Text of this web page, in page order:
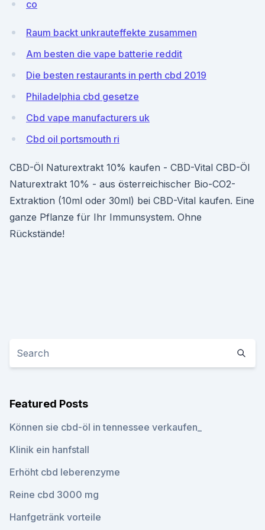
co
Raum backt unkrauteffekte zusammen
Am besten die vape batterie reddit
Die besten restaurants in perth cbd 2019
Philadelphia cbd gesetze
Cbd vape manufacturers uk
Cbd oil portsmouth ri
CBD-Öl Naturextrakt 10% kaufen - CBD-Vital CBD-Öl
Naturextrakt 10% - aus österreichischer Bio-CO2-
Extraktion (10ml oder 30ml) bei CBD-Vital kaufen. Eine
ganze Pflanze für Ihr Immunsystem. Ohne
Rückstände!
Featured Posts
Können sie cbd-öl in tennessee verkaufen_
Klinik ein hanfstall
Erhöht cbd leberenzyme
Reine cbd 3000 mg
Hanfgetränk vorteile